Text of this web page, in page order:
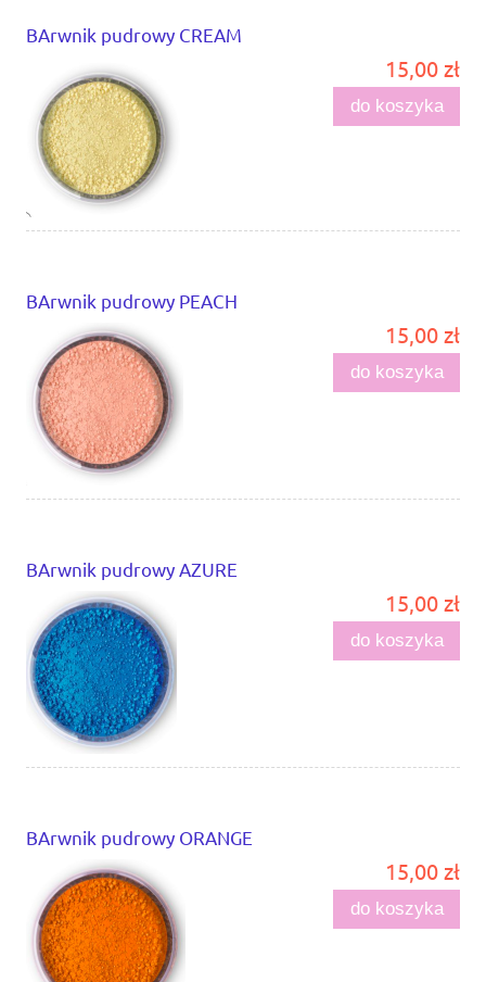
BArwnik pudrowy CREAM
15,00 zł
do koszyka
BArwnik pudrowy PEACH
15,00 zł
do koszyka
BArwnik pudrowy AZURE
15,00 zł
do koszyka
BArwnik pudrowy ORANGE
15,00 zł
do koszyka